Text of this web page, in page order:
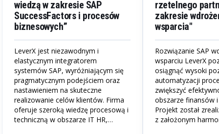
wiedzą w zakresie SAP
SuccessFactors i procesów
biznesowych”
LeverX jest niezawodnym i
elastycznym integratorem
systemów SAP, wyróżniającym się
pragmatycznym podejściem oraz
nastawieniem na skuteczne
realizowanie celów klientów. Firma
oferuje szeroką wiedzę procesową i
techniczną w obszarze IT HR,
rzetelnego
zakresie
wsparcia"
Rozwiązanie SAP
wsparciu LeverX
osiągnąć wysoki
automatyzacji
zwiększyć
obszarze finansów
Projekt został
z założonym